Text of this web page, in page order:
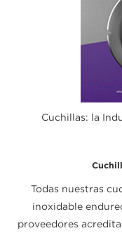
Cuchillas: la
Todas nuestras
inoxidable
proveedores